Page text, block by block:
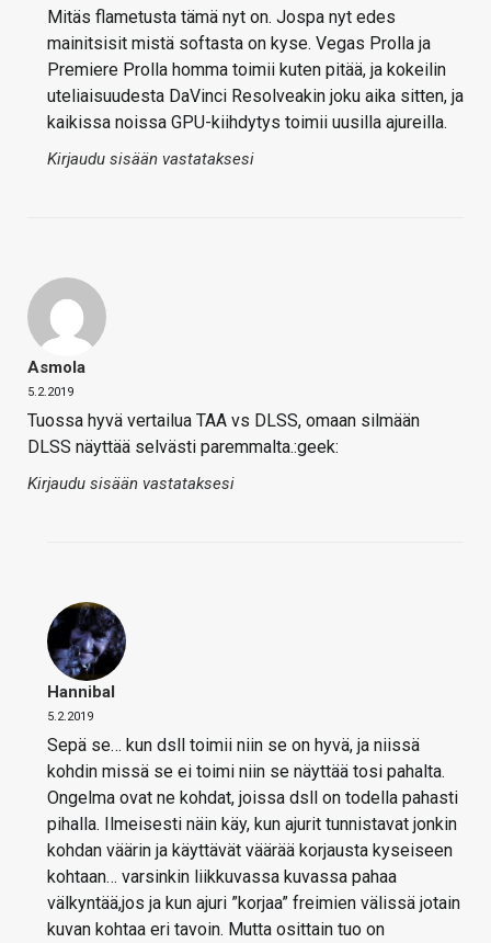
Mitäs flametusta tämä nyt on. Jospa nyt edes
mainitsisit mistä softasta on kyse. Vegas Prolla ja
Premiere Prolla homma toimii kuten pitää, ja kokeilin
uteliaisuudesta DaVinci Resolveakin joku aika sitten, ja
kaikissa noissa GPU-kiihdytys toimii uusilla ajureilla.
Kirjaudu sisään vastataksesi
Asmola
5.2.2019
Tuossa hyvä vertailua TAA vs DLSS, omaan silmään
DLSS näyttää selvästi paremmalta.:geek:
Kirjaudu sisään vastataksesi
Hannibal
5.2.2019
Sepä se… kun dsll toimii niin se on hyvä, ja niissä
kohdin missä se ei toimi niin se näyttää tosi pahalta.
Ongelma ovat ne kohdat, joissa dsll on todella pahasti
pihalla. Ilmeisesti näin käy, kun ajurit tunnistavat jonkin
kohdan väärin ja käyttävät väärää korjausta kyseiseen
kohtaan… varsinkin liikkuvassa kuvassa pahaa
välkyntää,jos ja kun ajuri ”korjaa” freimien välissä jotain
kuvan kohtaa eri tavoin. Mutta osittain tuo on